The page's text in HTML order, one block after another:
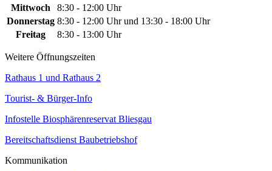
Mittwoch
8:30 - 12:00 Uhr
Donnerstag 8:30 - 12:00 Uhr und 13:30 - 18:00 Uhr
Freitag
8:30 - 13:00 Uhr
Weitere Öffnungszeiten
Rathaus 1 und Rathaus 2
Tourist- & Bürger-Info
Infostelle Biosphärenreservat Bliesgau
Bereitschaftsdienst Baubetriebshof
Kommunikation